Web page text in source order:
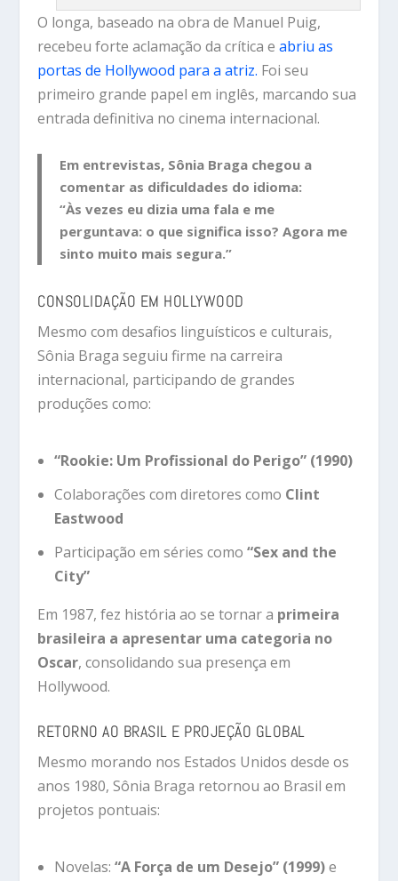
O longa, baseado na obra de Manuel Puig,
recebeu forte aclamação da crítica e abriu as
portas de Hollywood para a atriz. Foi seu
primeiro grande papel em inglês, marcando sua
entrada definitiva no cinema internacional.
Em entrevistas, Sônia Braga chegou a
comentar as dificuldades do idioma:
“Às vezes eu dizia uma fala e me
perguntava: o que significa isso? Agora me
sinto muito mais segura.”
CONSOLIDAÇÃO EM HOLLYWOOD
Mesmo com desafios linguísticos e culturais,
Sônia Braga seguiu firme na carreira
internacional, participando de grandes
produções como:
“Rookie: Um Profissional do Perigo” (1990)
Colaborações com diretores como Clint
Eastwood
Participação em séries como “Sex and the
City”
Em 1987, fez história ao se tornar a primeira
brasileira a apresentar uma categoria no
Oscar, consolidando sua presença em
Hollywood.
RETORNO AO BRASIL E PROJEÇÃO GLOBAL
Mesmo morando nos Estados Unidos desde os
anos 1980, Sônia Braga retornou ao Brasil em
projetos pontuais:
Novelas: “A Força de um Desejo” (1999)e